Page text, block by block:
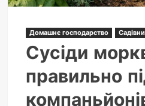
Домашнє господарство
Сусіди
правильно